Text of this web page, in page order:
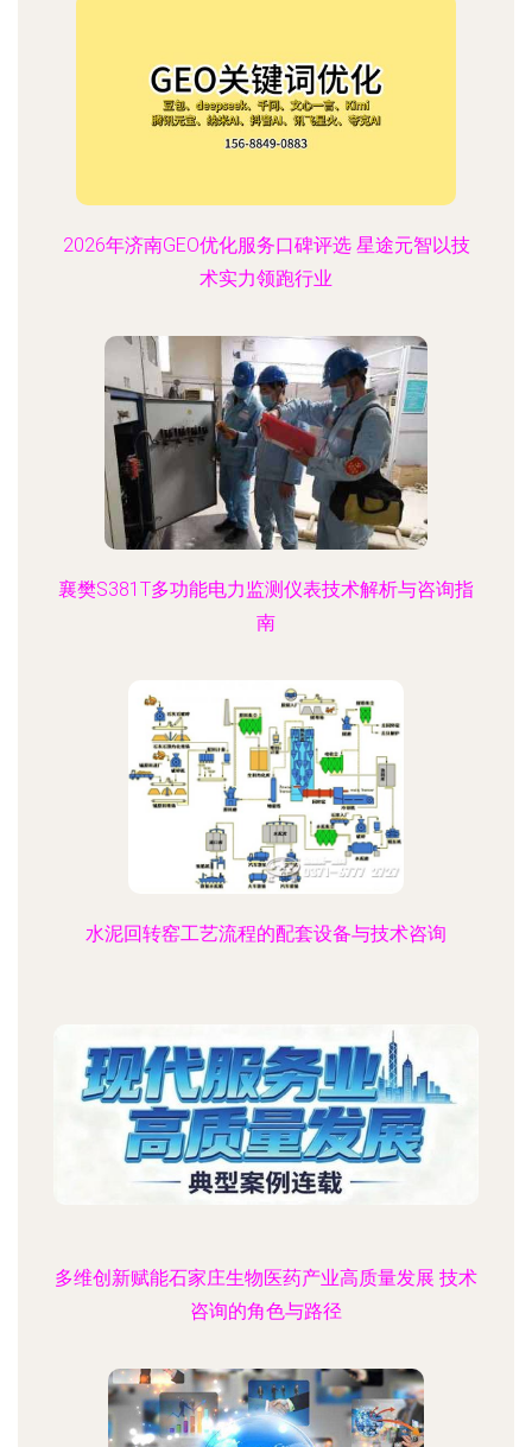
2026年济南GEO优化服务口碑评选 星途元智以技
术实力领跑行业
襄樊S381T多功能电力监测仪表技术解析与咨询指
南
水泥回转窑工艺流程的配套设备与技术咨询
多维创新赋能石家庄生物医药产业高质量发展 技术
咨询的角色与路径